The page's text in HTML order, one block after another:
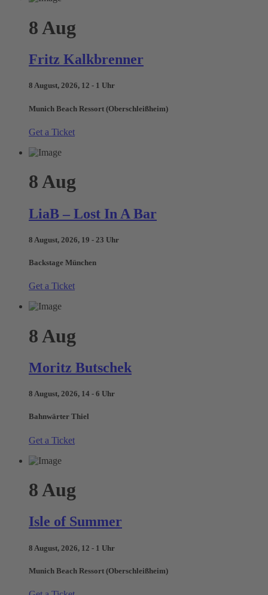
8 Aug
Fritz Kalkbrenner
8 August, 2026, 12 - 1 Uhr
Munich Beach Ressort (Oberschleißheim)
Get a Ticket
8 Aug
LiaB – Lost In A Bar
8 August, 2026, 19 - 23 Uhr
Backstage München
Get a Ticket
8 Aug
Moritz Butschek
8 August, 2026, 14 - 6 Uhr
Bahnwärter Thiel
Get a Ticket
8 Aug
Isle of Summer
8 August, 2026, 12 - 1 Uhr
Munich Beach Ressort (Oberschleißheim)